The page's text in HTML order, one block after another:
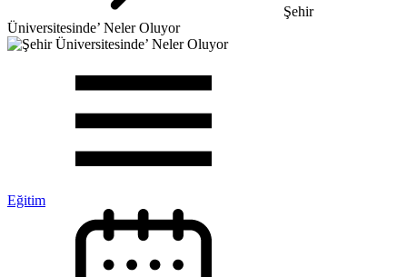
Şehir
Üniversitesinde’ Neler Oluyor
Eğitim